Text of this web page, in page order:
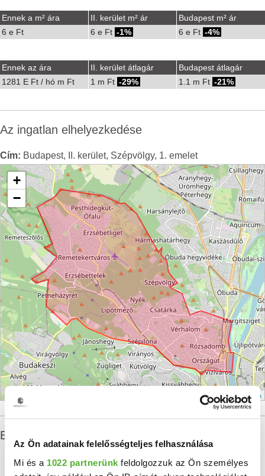
Az Ön adatainak felelősségteljes felhasználása
Mi és a 1022 partnerünk feldolgozzuk az Ön személyes
Ennek a m² ára II. kerület m² ár
Budapest m² ár
6 e Ft
6 e Ft -1% 6 e Ft -4%
Ennek az ára II. kerület átlagár
Budapest átlagár
1281 E Ft / hó m Ft
1 m Ft -29% 1.1 m Ft -21%
Az ingatlan elhelyezkedése
Cím: Budapest, II. kerület, Szépvölgy, 1. emelet
+
−
|©OpenStreetMap
Budapest II. kerület ingatlan statisztikái